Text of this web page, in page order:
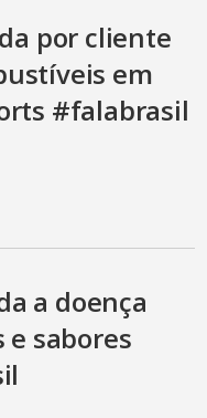
por cliente
em
#falabrasil
a doença
sabores